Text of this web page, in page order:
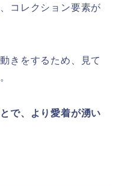
コレクション要素が
きをするため、見て
で、より愛着が湧い